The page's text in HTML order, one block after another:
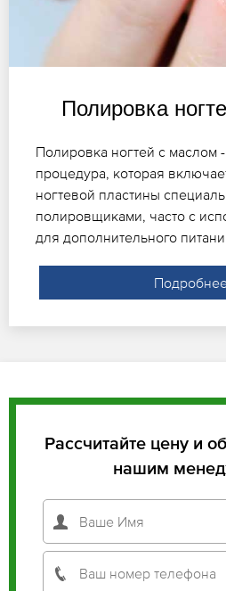
Полировка
Полировка ногтей с маслом
процедура, которая
ногтевой пластины
полировщиками, часто с
для дополнительного
Рассчитайте цену и
нашим